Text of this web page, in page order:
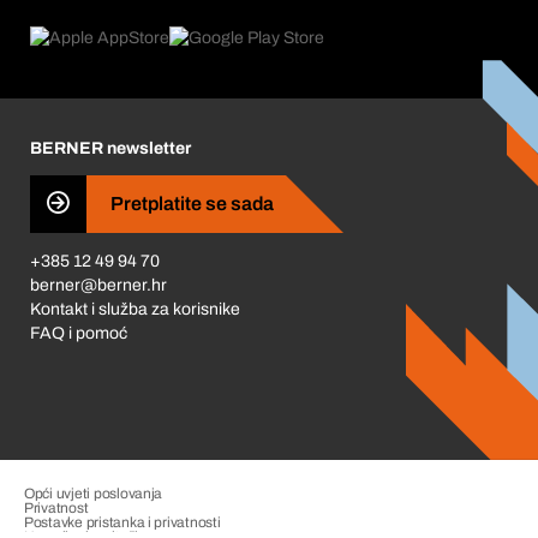
Što nas pokreće
Business Conduct
BERNER newsletter
Pretplatite se sada
+385 12 49 94 70
berner@berner.hr
Kontakt i služba za korisnike
FAQ i pomoć
Opći uvjeti poslovanja
Privatnost
Postavke pristanka i privatnosti